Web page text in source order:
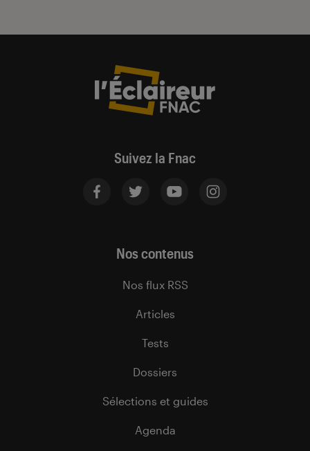
Suivez la Fnac
Nos contenus
Nos flux RSS
Articles
Tests
Dossiers
Sélections et guides
Agenda